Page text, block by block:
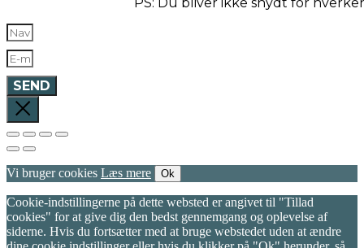
SEND
Vi bruger cookies Læs mere Ok
Cookie-indstillingerne på dette websted er angivet til "Tillad
cookies" for at give dig den bedst gennemgang og oplevelse af
siderne. Hvis du fortsætter med at bruge webstedet uden at ændre